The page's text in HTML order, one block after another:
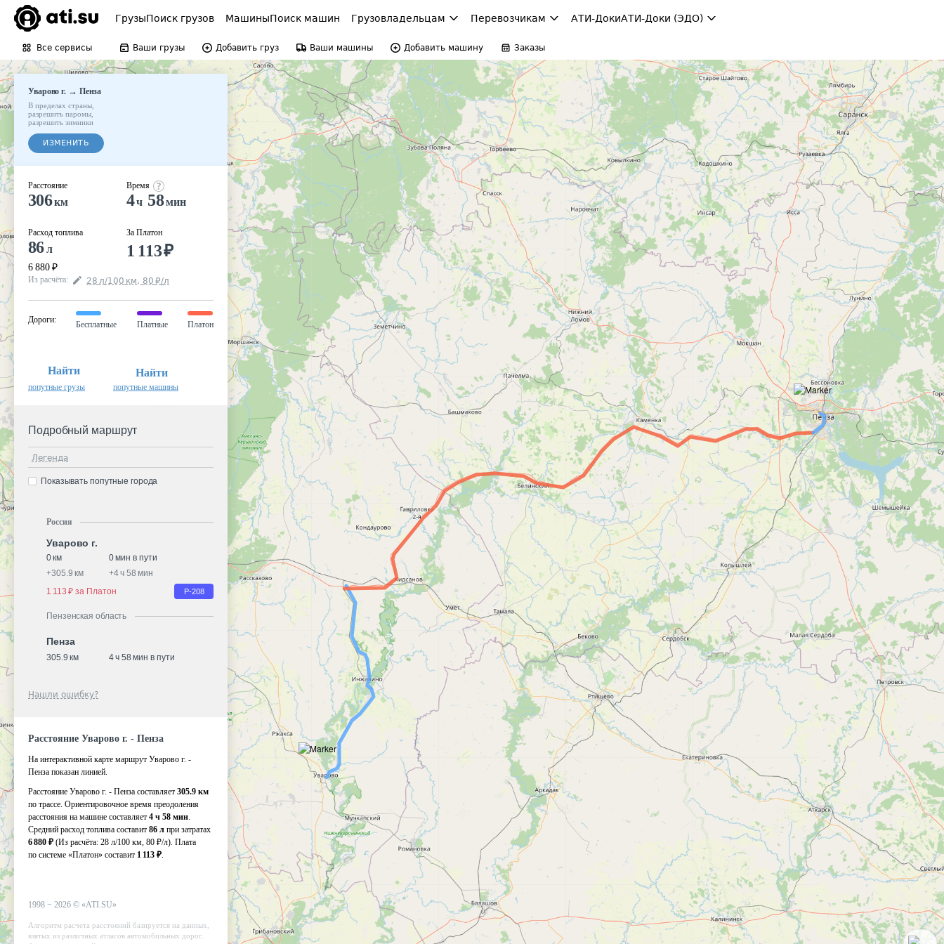
ГрузыПоиск грузов МашиныПоиск машин Грузовладельцам Перевозчикам АТИ-ДокиАТИ-Доки (ЭДО)
Все сервисы Ваши грузы Добавить груз Ваши машины Добавить машину Заказы
Уварово г. → Пенза
В пределах страны
разрешить паромы
разрешить зимники
ИЗМЕНИТЬ
Расстояние
306км
Расход топлива
86л
6 880 ₽
Время
4ч 58мин
За Платон
1 113₽
Из расчёта: 28 л/100 км, 80 ₽/л
Дороги:
Бесплатные Платные Платон
Найти
попутные грузы
Найти
попутные машины
Подробный маршрут
Легенда
Показывать попутные города
Россия
Уварово г.
0 км
0 мин в пути
+305.9 км +4 ч 58 мин
1 113 ₽ за Платон
Р-208
Пензенская область
Пенза
305.9 км 4 ч 58 мин в пути
Нашли ошибку?
Расстояние Уварово г. - Пенза
На интерактивной карте маршрут Уварово г. -
Пенза показан линией.
Расстояние Уварово г. - Пенза составляет 305.9 км
по трассе. Ориентировочное время преодоления
расстояния на машине составляет 4 ч 58 мин.
Средний расход топлива составит 86 л при затратах
6 880 ₽ (Из расчёта: 28 л/100 км, 80 ₽/л). Плата
по системе «Платон» составит 1 113 ₽.
1998 − 2026 © «ATI.SU»
Алгоритм расчета расстояний базируется на данных,
взятых из различных атласов автомобильных дорог.